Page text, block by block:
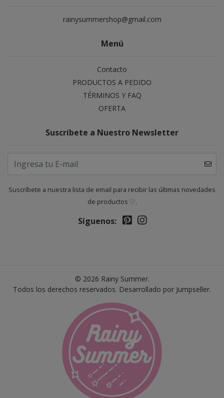
rainysummershop@gmail.com
Menú
Contacto
PRODUCTOS A PEDIDO
TÉRMINOS Y FAQ
OFERTA
Suscríbete a Nuestro Newsletter
Suscríbete a nuestra lista de email para recibir las últimas novedades
de productos ♡.
Síguenos:
© 2026 Rainy Summer.
Todos los derechos reservados. Desarrollado por Jumpseller.